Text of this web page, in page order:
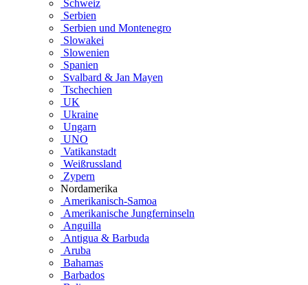
Schweiz
Serbien
Serbien und Montenegro
Slowakei
Slowenien
Spanien
Svalbard & Jan Mayen
Tschechien
UK
Ukraine
Ungarn
UNO
Vatikanstadt
Weißrussland
Zypern
Nordamerika
Amerikanisch-Samoa
Amerikanische Jungferninseln
Anguilla
Antigua & Barbuda
Aruba
Bahamas
Barbados